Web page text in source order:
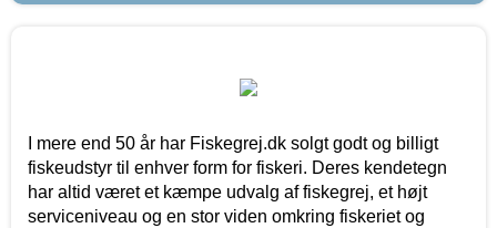
I mere end 50 år har Fiskegrej.dk solgt godt og billigt
fiskeudstyr til enhver form for fiskeri. Deres kendetegn
har altid været et kæmpe udvalg af fiskegrej, et højt
serviceniveau og en stor viden omkring fiskeriet og